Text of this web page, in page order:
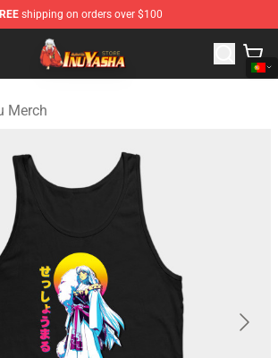
shipping on orders over $100
- Official Inuyasha Merchandise Shop
Merch